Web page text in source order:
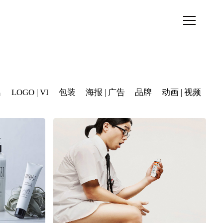
LOGO | VI 包装 海报 | 广告 品牌 动画 | 视频